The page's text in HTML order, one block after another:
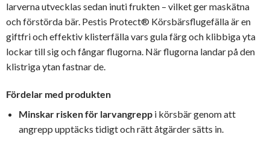
larverna utvecklas sedan inuti frukten – vilket ger maskätna
och förstörda bär. Pestis Protect® Körsbärsflugefälla är en
giftfri och effektiv klisterfälla vars gula färg och klibbiga yta
lockar till sig och fångar flugorna. När flugorna landar på den
klistriga ytan fastnar de.
Fördelar med produkten
Minskar risken för larvangreppi körsbär genom att
angrepp upptäcks tidigt och rätt åtgärder sätts in.